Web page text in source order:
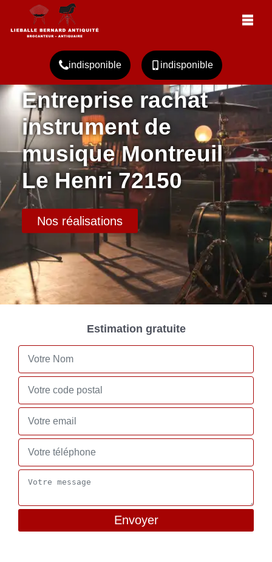
indisponible indisponible
Entreprise rachat
instrument de
musique Montreuil
Le Henri 72150
Nos réalisations
Estimation gratuite